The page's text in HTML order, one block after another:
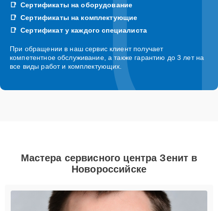
Сертификаты на оборудование
Сертификаты на комплектующие
Сертификат у каждого специалиста
При обращении в наш сервис клиент получает
компетентное обслуживание, а также гарантию до 3 лет на
все виды работ и комплектующих.
Мастера сервисного центра Зенит в
Новороссийске